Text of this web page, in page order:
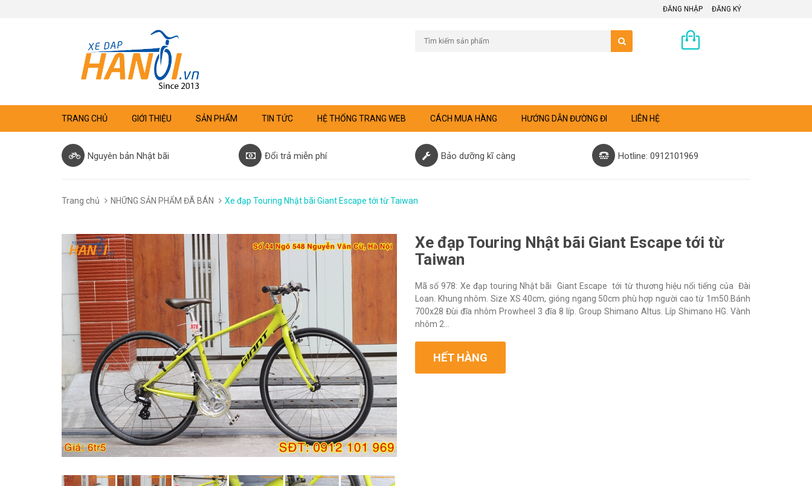
ĐĂNG NHẬP ĐĂNG KÝ
TRANG CHỦ GIỚI THIỆU SẢN PHẨM TIN TỨC HỆ THỐNG TRANG WEB CÁCH MUA HÀNG HƯỚNG DẪN ĐƯỜNG ĐI LIÊN HỆ
Nguyên bản Nhật bãi Đổi trả miễn phí Bảo dưỡng kĩ càng Hotline: 0912101969
Trang chủ NHỮNG SẢN PHẨM ĐÃ BÁN Xe đạp Touring Nhật bãi Giant Escape tới từ Taiwan
Xe đạp Touring Nhật bãi Giant Escape tới từ
Taiwan
Mã số 978: Xe đạp touring Nhật bãi Giant Escape tới từ thương hiệu nổi tiếng của Đài
Loan. Khung nhôm. Size XS 40cm, gióng ngang 50cm phù hợp người cao từ 1m50.Bánh
700x28 Đùi đĩa nhôm Prowheel 3 đĩa 8 líp. Group Shimano Altus. Líp Shimano HG. Vành
nhôm 2...
HẾT HÀNG